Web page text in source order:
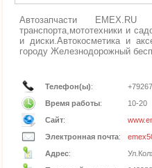
Автозапчасти EMEX.RU
транспорта,мототехники и
и диски.Автокосметика и
городу Железнодорожный
Телефон(ы):
Время работы:
10-20
Сайт:
Электронная почта:
Адрес: